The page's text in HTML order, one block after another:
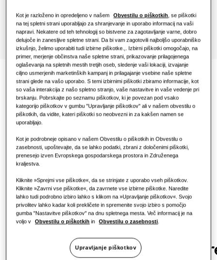
Maloprodaja
Restavracija
Pisarna
Trajnost
One Samsung
SmartThings Pro
Brezhibno se prilega
Kot je razloženo in opredeljeno v našem Obvestilu o piškotkih, se piškotki
na tej spletni strani uporabljajo za shranjevanje in uporabo informacij na vaši
napravi. Nekatere od teh tehnologij so bistvene za zagotavljanje varne, dobro
delujoče in zanesljive spletne strani. Da bi vam zagotovili najboljšo uporabniško
izkušnjo, želimo uporabiti tudi izbirne piškotke.,. Izbirni piškotki omogočajo, na
primer, merjenje občinstva naše spletne strani, prikazovanje prilagojenega
oglaševanja na spletnih mestih tretjih oseb, sledenje vaši lokaciji, izvajanje
ciljno usmerjenih marketinških kampanj in prilagajanje vsebine naše spletne
strani glede na vašo uporabo. S temi izbirnimi piškotki zbiramo informacije, kot
so vaša interakcija z našo spletno stranjo, vaše nastavitve in vaše vedenje pri
brskanju. Pobrskajte po seznamu piškotkov, ki je povezan pod vsako
kategorijo piškotkov v gumbu "Upravljanje piškotkov" ali v našem obvestilu o
piškotkih, da vidite, kateri piškotki so neobvezni in za kakšen namen se
uporabljajo.
Kot je podrobneje opisano v našem Obvestilu o piškotkih in Obvestilu o
zasebnosti, upoštevajte, da se lahko podatki, zbrani z določenimi piškotki,
prenesejo izven Evropskega gospodarskega prostora in Združenega
kraljestva.
Kliknite »Sprejmi vse piškotke«, da se strinjate z uporabo vseh piškotkov.
Kliknite »Zavrni vse piškotke«, da zavrnete vse izbirne piškotke. Naredite
lahko tudi podrobno izbiro lahko s klikom na »Upravljanje piškotkov«. Svojo
privolitev lahko kadar koli prekličete in spremenite svojo izbiro s pomočjo
gumba "Nastavitve piškotkov" na dnu spletnega mesta. Več informacij je na
voljo v
Obvestilu o piškotkih in Obvestilu o zasebnosti.
Upravljanje piškotkov